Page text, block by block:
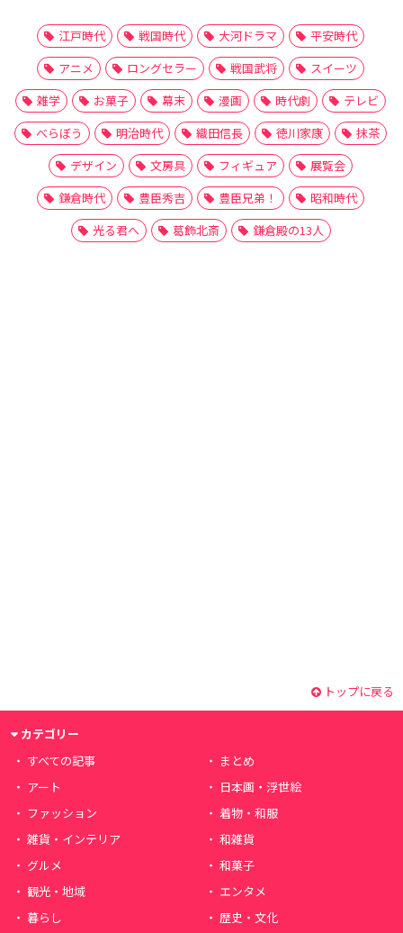
江戸時代 戦国時代 大河ドラマ
平安時代
アニメ
ロングセラー 戦国武将
スイーツ
雑学
お菓子 幕末 漫画 時代劇
テレビ
べらぼう
明治時代 織田信長 徳川家康
抹茶
デザイン
文房具 フィギュア
展覧会
鎌倉時代
豊臣秀吉 豊臣兄弟！
昭和時代
光る君へ
葛飾北斎 鎌倉殿の13人
トップに戻る
カテゴリー
すべての記事
まとめ
アート
日本画・浮世絵
ファッション
着物・和服
雑貨・インテリア
和雑貨
グルメ
和菓子
観光・地域
エンタメ
暮らし
歴史・文化